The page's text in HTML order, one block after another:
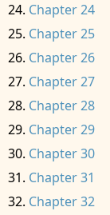
Chapter 24
Chapter 25
Chapter 26
Chapter 27
Chapter 28
Chapter 29
Chapter 30
Chapter 31
Chapter 32